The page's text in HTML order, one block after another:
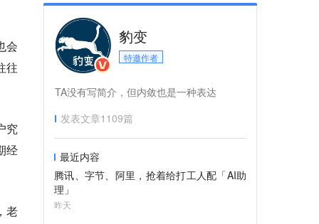
会
往
究
经
老
豹变
特邀作者
TA没有写简介，但内敛也是一种表达
发表文章1109篇
最近内容
腾讯、字节、阿里，抢着给打工人配「AI助
理」
昨天